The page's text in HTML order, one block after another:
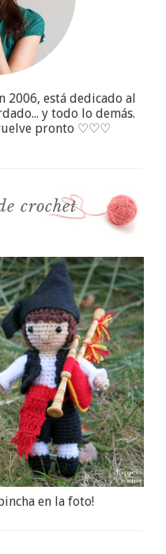
2006, está dedicado al
y todo lo demás.
pronto ♡♡♡
crochet
en la foto!